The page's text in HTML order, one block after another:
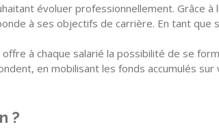
évoluer professionnellement. Grâce
à ses objectifs de carrière. En tant
à chaque salarié la possibilité de se
en mobilisant les fonds accumulés
?